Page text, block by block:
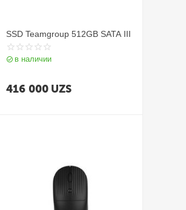
SSD Teamgroup 512GB SATA III
в наличии
416 000 UZS